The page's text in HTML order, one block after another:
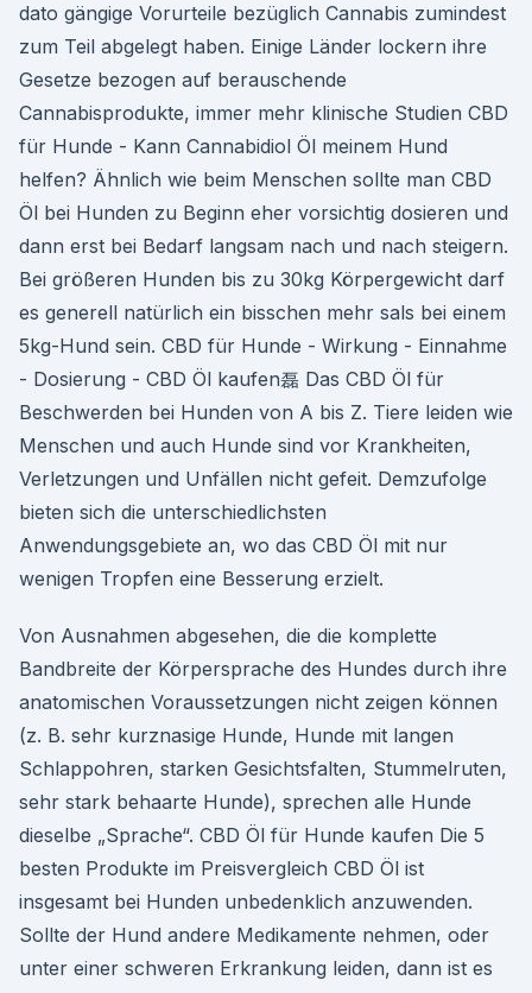
dato gängige Vorurteile bezüglich Cannabis zumindest
zum Teil abgelegt haben. Einige Länder lockern ihre
Gesetze bezogen auf berauschende
Cannabisprodukte, immer mehr klinische Studien CBD
für Hunde - Kann Cannabidiol Öl meinem Hund
helfen? Ähnlich wie beim Menschen sollte man CBD
Öl bei Hunden zu Beginn eher vorsichtig dosieren und
dann erst bei Bedarf langsam nach und nach steigern.
Bei größeren Hunden bis zu 30kg Körpergewicht darf
es generell natürlich ein bisschen mehr sals bei einem
5kg-Hund sein. CBD für Hunde - Wirkung - Einnahme
- Dosierung - CBD Öl kaufen磊 Das CBD Öl für
Beschwerden bei Hunden von A bis Z. Tiere leiden wie
Menschen und auch Hunde sind vor Krankheiten,
Verletzungen und Unfällen nicht gefeit. Demzufolge
bieten sich die unterschiedlichsten
Anwendungsgebiete an, wo das CBD Öl mit nur
wenigen Tropfen eine Besserung erzielt.
Von Ausnahmen abgesehen, die die komplette
Bandbreite der Körpersprache des Hundes durch ihre
anatomischen Voraussetzungen nicht zeigen können
(z. B. sehr kurznasige Hunde, Hunde mit langen
Schlappohren, starken Gesichtsfalten, Stummelruten,
sehr stark behaarte Hunde), sprechen alle Hunde
dieselbe „Sprache“. CBD Öl für Hunde kaufen Die 5
besten Produkte im Preisvergleich CBD Öl ist
insgesamt bei Hunden unbedenklich anzuwenden.
Sollte der Hund andere Medikamente nehmen, oder
unter einer schweren Erkrankung leiden, dann ist es